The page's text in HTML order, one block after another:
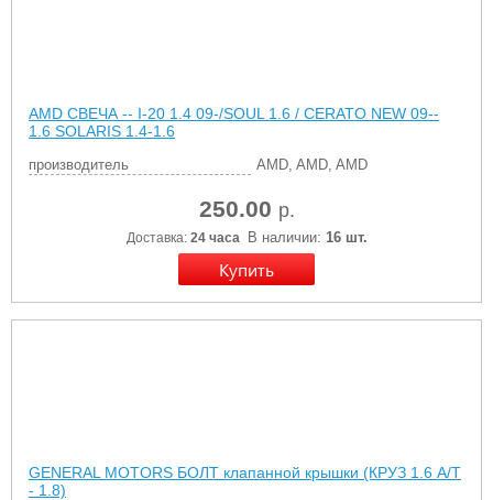
AMD СВЕЧА -- I-20 1.4 09-/SOUL 1.6 / CERATO NEW 09--
1.6 SOLARIS 1.4-1.6
производитель AMD, AMD, AMD
250.00 р.
Доставка: 24 часа В наличии: 16 шт.
GENERAL MOTORS БОЛТ клапанной крышки (КРУЗ 1.6 А/Т
- 1.8)